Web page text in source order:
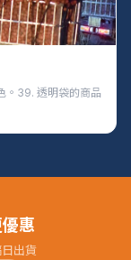
。39. 透明袋的商品
惠
出貨